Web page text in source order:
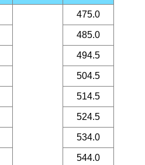
475.0
485.0
494.5
504.5
514.5
524.5
534.0
544.0